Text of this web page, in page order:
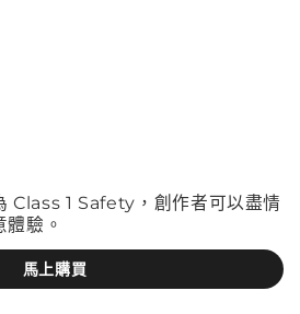
Class 1 Safety，創作者可以盡情
驗。
馬上購買